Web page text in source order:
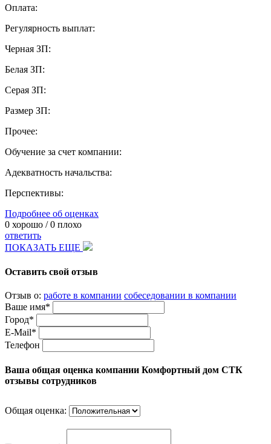
Оплата:
Регулярность выплат:
Черная ЗП:
Белая ЗП:
Серая ЗП:
Размер ЗП:
Прочее:
Обучение за счет компании:
Адекватность начальства:
Перспективы:
Подробнее об оценках
0 хорошо /0 плохо
ответить
ПОКАЗАТЬ ЕЩЕ
Оставить свой отзыв
Отзыв о: работе в компании собеседовании в компании
Ваше имя*
Город*
E-Mail*
Телефон
Ваша общая оценка компании Комфортный дом СТК
отзывы сотрудников
Общая оценка: